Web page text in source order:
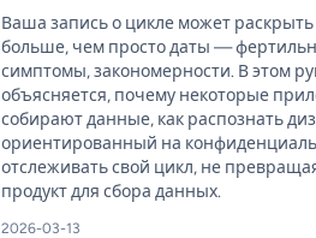
Ваша запись о цикле может раскрыть
больше, чем просто даты —
симптомы, закономерности. В этом
объясняется, почему некоторые
собирают данные, как распознать
ориентированный на
отслеживать свой цикл, не
продукт для сбора данных.
2026-03-13